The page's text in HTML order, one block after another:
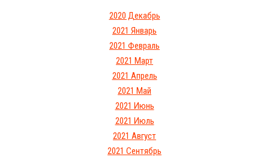
2020 Декабрь
2021 Январь
2021 Февраль
2021 Март
2021 Апрель
2021 Май
2021 Июнь
2021 Июль
2021 Август
2021 Сентябрь